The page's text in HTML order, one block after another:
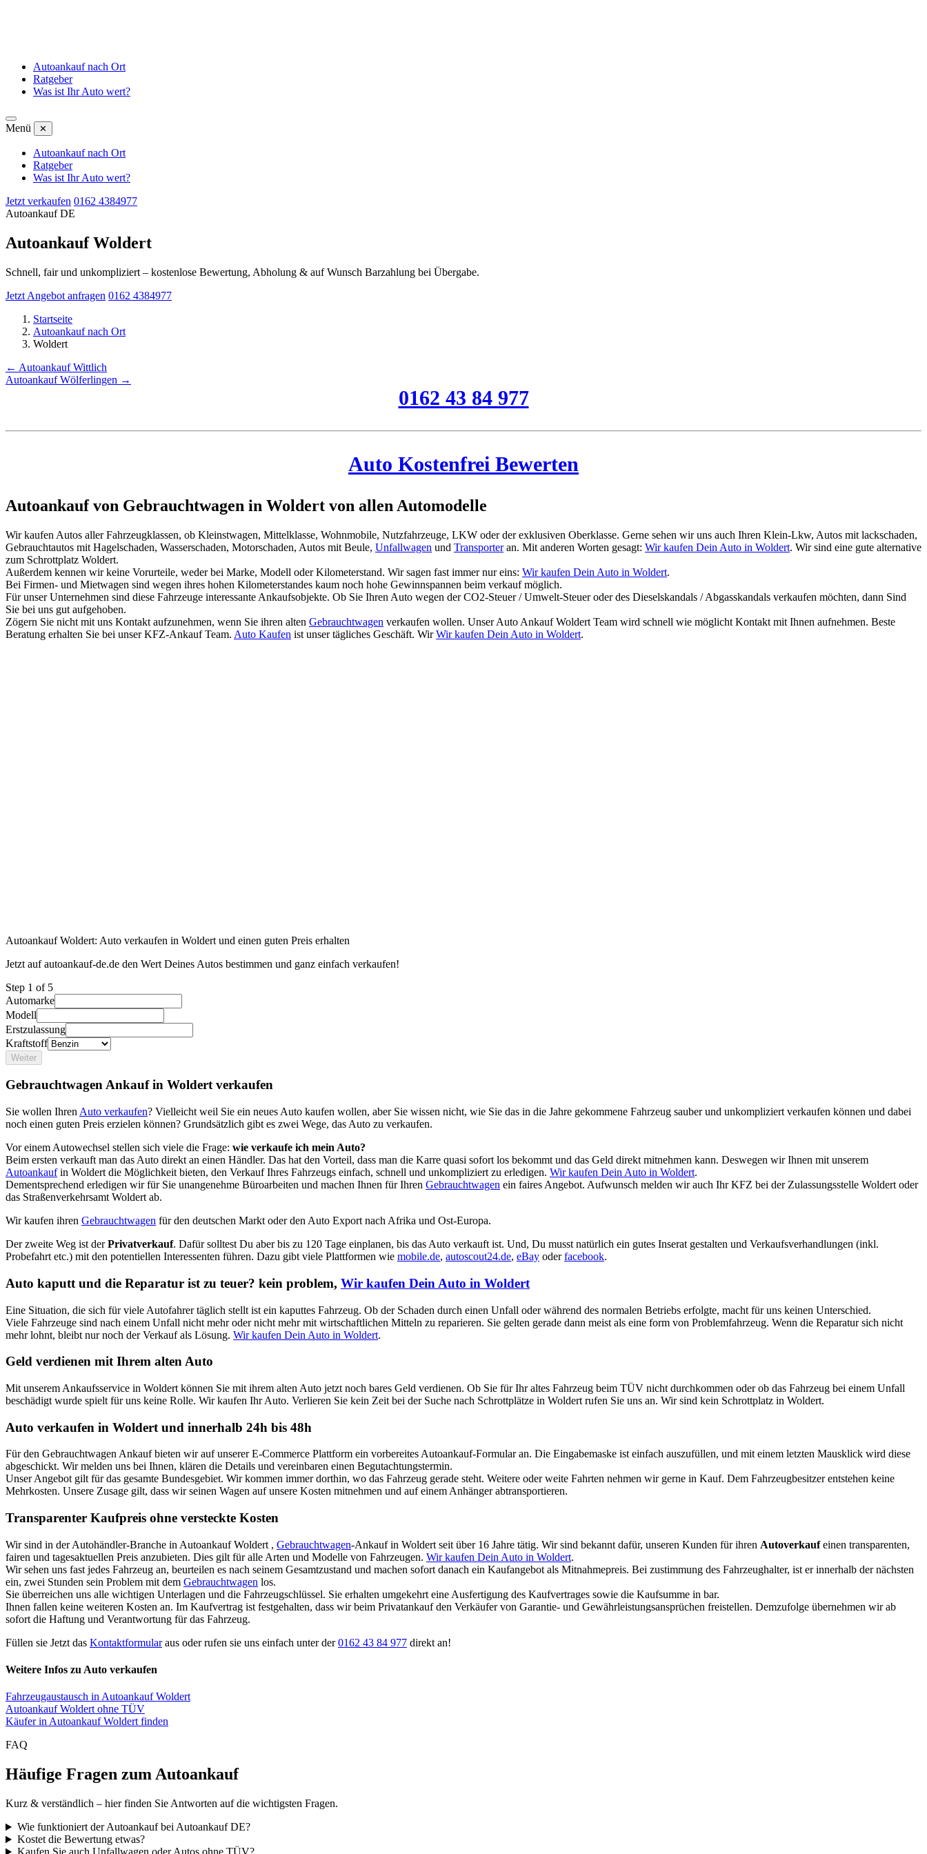
Autoankauf nach Ort
Ratgeber
Was ist Ihr Auto wert?
Menü ✕
Autoankauf nach Ort
Ratgeber
Was ist Ihr Auto wert?
Jetzt verkaufen 0162 4384977
Autoankauf DE
Autoankauf Woldert
Schnell, fair und unkompliziert – kostenlose Bewertung, Abholung & auf Wunsch Barzahlung bei Übergabe.
Jetzt Angebot anfragen 0162 4384977
Startseite
Autoankauf nach Ort
Woldert
← Autoankauf Wittlich
Autoankauf Wölferlingen →
0162 43 84 977
Auto Kostenfrei Bewerten
Autoankauf von Gebrauchtwagen in Woldert von allen Automodelle
Wir kaufen Autos aller Fahrzeugklassen, ob Kleinstwagen, Mittelklasse, Wohnmobile, Nutzfahrzeuge, LKW oder der exklusiven Oberklasse. Gerne sehen wir uns auch Ihren Klein-Lkw, Autos mit lackschaden,
Gebrauchtautos mit Hagelschaden, Wasserschaden, Motorschaden, Autos mit Beule, Unfallwagen und Transporteran. Mit anderen Worten gesagt: Wir kaufen Dein Auto in Woldert. Wir sind eine gute alternative
zum Schrottplatz Woldert.
Außerdem kennen wir keine Vorurteile, weder bei Marke, Modell oder Kilometerstand. Wir sagen fast immer nur eins: Wir kaufen Dein Auto in Woldert.
Bei Firmen- und Mietwagen sind wegen ihres hohen Kilometerstandes kaum noch hohe Gewinnspannen beim verkauf möglich.
Für unser Unternehmen sind diese Fahrzeuge interessante Ankaufsobjekte. Ob Sie Ihren Auto wegen der CO2-Steuer / Umwelt-Steuer oder des Dieselskandals / Abgasskandals verkaufen möchten, dann Sind
Sie bei uns gut aufgehoben.
Zögern Sie nicht mit uns Kontakt aufzunehmen, wenn Sie ihren alten Gebrauchtwagen verkaufen wollen. Unser Auto Ankauf Woldert Team wird schnell wie möglicht Kontakt mit Ihnen aufnehmen. Beste
Beratung erhalten Sie bei unser KFZ-Ankauf Team. Auto Kaufen ist unser tägliches Geschäft. WirWir kaufen Dein Auto in Woldert.
Autoankauf Woldert: Auto verkaufen in Woldert und einen guten Preis erhalten
Jetzt auf autoankauf-de.de den Wert Deines Autos bestimmen und ganz einfach verkaufen!
Step 1 of 5
Automarke
Modell
Erstzulassung
Kraftstoff
Weiter
Gebrauchtwagen Ankauf in Woldert verkaufen
Sie wollen Ihren Auto verkaufen? Vielleicht weil Sie ein neues Auto kaufen wollen, aber Sie wissen nicht, wie Sie das in die Jahre gekommene Fahrzeug sauber und unkompliziert verkaufen können und dabei
noch einen guten Preis erzielen können? Grundsätzlich gibt es zwei Wege, das Auto zu verkaufen.
Vor einem Autowechsel stellen sich viele die Frage: wie verkaufe ich mein Auto?
Beim ersten verkauft man das Auto direkt an einen Händler. Das hat den Vorteil, dass man die Karre quasi sofort los bekommt und das Geld direkt mitnehmen kann. Deswegen wir Ihnen mit unserem
Autoankaufin Woldert die Möglichkeit bieten, den Verkauf Ihres Fahrzeugs einfach, schnell und unkompliziert zu erledigen. Wir kaufen Dein Auto in Woldert.
Dementsprechend erledigen wir für Sie unangenehme Büroarbeiten und machen Ihnen für Ihren Gebrauchtwagen ein faires Angebot. Aufwunsch melden wir auch Ihr KFZ bei der Zulassungsstelle Woldert oder
das Straßenverkehrsamt Woldert ab.
Wir kaufen ihren Gebrauchtwagen für den deutschen Markt oder den Auto Export nach Afrika und Ost-Europa.
Der zweite Weg ist derPrivatverkauf. Dafür solltest Du aber bis zu 120 Tage einplanen, bis das Auto verkauft ist. Und, Du musst natürlich ein gutes Inserat gestalten und Verkaufsverhandlungen (inkl.
Probefahrt etc.) mit den potentiellen Interessenten führen. Dazu gibt viele Plattformen wie mobile.de, autoscout24.de, eBay oderfacebook.
Auto kaputt und die Reparatur ist zu teuer? kein problem, Wir kaufen Dein Auto in Woldert
Eine Situation, die sich für viele Autofahrer täglich stellt ist ein kaputtes Fahrzeug. Ob der Schaden durch einen Unfall oder während des normalen Betriebs erfolgte, macht für uns keinen Unterschied.
Viele Fahrzeuge sind nach einem Unfall nicht mehr oder nicht mehr mit wirtschaftlichen Mitteln zu reparieren. Sie gelten gerade dann meist als eine form von Problemfahrzeug. Wenn die Reparatur sich nicht
mehr lohnt, bleibt nur noch der Verkauf als Lösung. Wir kaufen Dein Auto in Woldert.
Geld verdienen mit Ihrem alten Auto
Mit unserem Ankaufsservice in Woldert können Sie mit ihrem alten Auto jetzt noch bares Geld verdienen. Ob Sie für Ihr altes Fahrzeug beim TÜV nicht durchkommen oder ob das Fahrzeug bei einem Unfall
beschädigt wurde spielt für uns keine Rolle. Wir kaufen Ihr Auto. Verlieren Sie kein Zeit bei der Suche nach Schrottplätze in Woldert rufen Sie uns an. Wir sind kein Schrottplatz in Woldert.
Auto verkaufen in Woldert und innerhalb 24h bis 48h
Für den Gebrauchtwagen Ankauf bieten wir auf unserer E-Commerce Plattform ein vorbereites Autoankauf-Formular an. Die Eingabemaske ist einfach auszufüllen, und mit einem letzten Mausklick wird diese
abgeschickt. Wir melden uns bei Ihnen, klären die Details und vereinbaren einen Begutachtungstermin.
Unser Angebot gilt für das gesamte Bundesgebiet. Wir kommen immer dorthin, wo das Fahrzeug gerade steht. Weitere oder weite Fahrten nehmen wir gerne in Kauf. Dem Fahrzeugbesitzer entstehen keine
Mehrkosten. Unsere Zusage gilt, dass wir seinen Wagen auf unsere Kosten mitnehmen und auf einem Anhänger abtransportieren.
Transparenter Kaufpreis ohne versteckte Kosten
Wir sind in der Autohändler-Branche in Autoankauf Woldert , Gebrauchtwagen-Ankauf in Woldert seit über 16 Jahre tätig. Wir sind bekannt dafür, unseren Kunden für ihren Autoverkaufeinen transparenten,
fairen und tagesaktuellen Preis anzubieten. Dies gilt für alle Arten und Modelle von Fahrzeugen. Wir kaufen Dein Auto in Woldert.
Wir sehen uns fast jedes Fahrzeug an, beurteilen es nach seinem Gesamtzustand und machen sofort danach ein Kaufangebot als Mitnahmepreis. Bei zustimmung des Fahrzeughalter, ist er innerhalb der nächsten
ein, zwei Stunden sein Problem mit dem Gebrauchtwagen los.
Sie überreichen uns alle wichtigen Unterlagen und die Fahrzeugschlüssel. Sie erhalten umgekehrt eine Ausfertigung des Kaufvertrages sowie die Kaufsumme in bar.
Ihnen fallen keine weiteren Kosten an. Im Kaufvertrag ist festgehalten, dass wir beim Privatankauf den Verkäufer von Garantie- und Gewährleistungsansprüchen freistellen. Demzufolge übernehmen wir ab
sofort die Haftung und Verantwortung für das Fahrzeug.
Füllen sie Jetzt das Kontaktformularaus oder rufen sie uns einfach unter der0162 43 84 977 direkt an!
Weitere Infos zu Auto verkaufen
Fahrzeugaustausch in Autoankauf Woldert
Autoankauf Woldert ohne TÜV
Käufer in Autoankauf Woldert finden
FAQ
Häufige Fragen zum Autoankauf
Kurz & verständlich – hier finden Sie Antworten auf die wichtigsten Fragen.
Wie funktioniert der Autoankauf bei Autoankauf DE?
Kostet die Bewertung etwas?